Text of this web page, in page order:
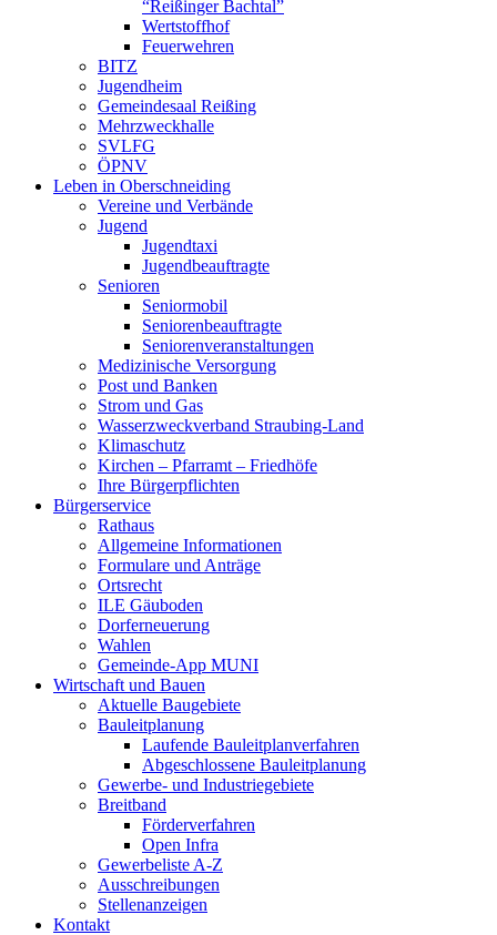
“Reißinger Bachtal”
Wertstoffhof
Feuerwehren
BITZ
Jugendheim
Gemeindesaal Reißing
Mehrzweckhalle
SVLFG
ÖPNV
Leben in Oberschneiding
Vereine und Verbände
Jugend
Jugendtaxi
Jugendbeauftragte
Senioren
Seniormobil
Seniorenbeauftragte
Seniorenveranstaltungen
Medizinische Versorgung
Post und Banken
Strom und Gas
Wasserzweckverband Straubing-Land
Klimaschutz
Kirchen – Pfarramt – Friedhöfe
Ihre Bürgerpflichten
Bürgerservice
Rathaus
Allgemeine Informationen
Formulare und Anträge
Ortsrecht
ILE Gäuboden
Dorferneuerung
Wahlen
Gemeinde-App MUNI
Wirtschaft und Bauen
Aktuelle Baugebiete
Bauleitplanung
Laufende Bauleitplanverfahren
Abgeschlossene Bauleitplanung
Gewerbe- und Industriegebiete
Breitband
Förderverfahren
Open Infra
Gewerbeliste A-Z
Ausschreibungen
Stellenanzeigen
Kontakt